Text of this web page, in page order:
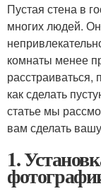
Пустая стена в
многих людей.
комнаты менее
расстраиваться,
как сделать
статье мы
вам сделать
1.